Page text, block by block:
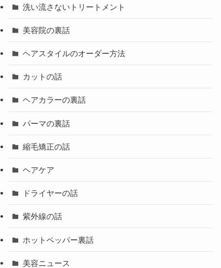
洗い流さないトリートメント
美容院の裏話
ヘアスタイルのオーダー方法
カットの話
ヘアカラーの裏話
パーマの裏話
縮毛矯正の話
ヘアケア
ドライヤーの話
紫外線の話
ホットペッパー裏話
美容ニュース